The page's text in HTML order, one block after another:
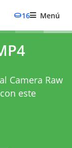
16 Menú
Camera Raw
este